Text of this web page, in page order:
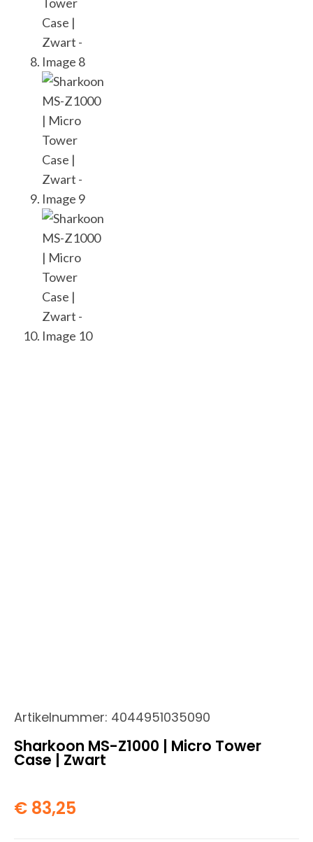
Artikelnummer: 4044951035090
Sharkoon MS-Z1000 | Micro Tower
Case | Zwart
€ 83,25